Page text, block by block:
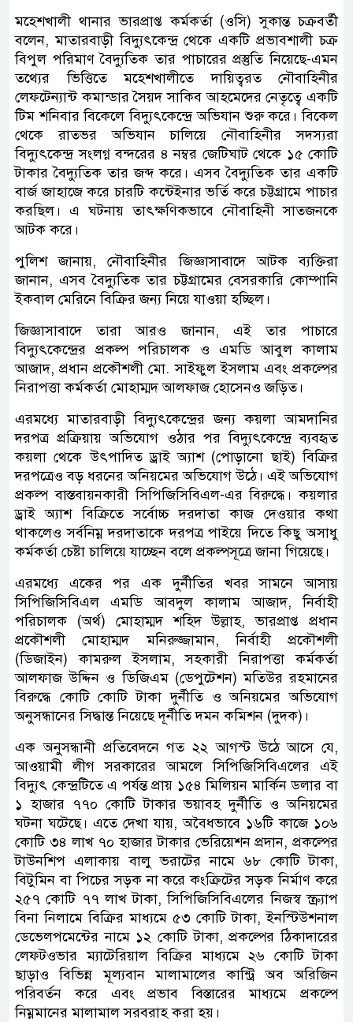
মহেশখালী থানার ভারপ্রাপ্ত কর্মকর্তা (ওসি) সুকান্ত চক্রবর্তী
বলেন, মাতারবাড়ী বিদ্যুৎকেন্দ্র থেকে একটি প্রভাবশালী চক্র
বিপুল পরিমাণ বৈদ্যুতিক তার পাচারের প্রস্তুতি নিয়েছে-এমন
তথ্যের ভিত্তিতে মহেশখালীতে দায়িত্বরত নৌবাহিনীর
লেফটেন্যান্ট কমান্ডার সৈয়দ সাকিব আহমেদের নেতৃত্বে একটি
টিম শনিবার বিকেলে বিদ্যুৎকেন্দ্রে অভিযান শুরু করে। বিকেল
থেকে রাতভর অভিযান চালিয়ে নৌবাহিনীর সদস্যরা
বিদ্যুৎকেন্দ্র সংলগ্ন বন্দরের ৪ নম্বর জেটিঘাট থেকে ১৫ কোটি
টাকার বৈদ্যুতিক তার জব্দ করে। এসব বৈদ্যুতিক তার একটি
বার্জ জাহাজে করে চারটি কন্টেইনার ভর্তি করে চট্টগ্রামে পাচার
করছিল। এ ঘটনায় তাৎক্ষণিকভাবে নৌবাহিনী সাতজনকে
আটক করে।
পুলিশ জানায়, নৌবাহিনীর জিজ্ঞাসাবাদে আটক ব্যক্তিরা
জানান, এসব বৈদ্যুতিক তার চট্টগ্রামের বেসরকারি কোম্পানি
ইকবাল মেরিনে বিক্রির জন্য নিয়ে যাওয়া হচ্ছিল।
জিজ্ঞাসাবাদে তারা আরও জানান, এই তার পাচারে
বিদ্যুৎকেন্দ্রের প্রকল্প পরিচালক ও এমডি আবুল কালাম
আজাদ, প্রধান প্রকৌশলী মো. সাইফুল ইসলাম এবং প্রকল্পের
নিরাপত্তা কর্মকর্তা মোহাম্মদ আলফাজ হোসেনও জড়িত।
এরমধ্যে মাতারবাড়ী বিদ্যুৎকেন্দ্রের জন্য কয়লা আমদানির
দরপত্র প্রক্রিয়ায় অভিযোগ ওঠার পর বিদ্যুৎকেন্দ্রে ব্যবহৃত
কয়লা থেকে উৎপাদিত ড্রাই অ্যাশ (পোড়ানো ছাই) বিক্রির
দরপত্রেও বড় ধরনের অনিয়মের অভিযোগ উঠে। এই অভিযোগ
প্রকল্প বাস্তবায়নকারী সিপিজিসিবিএল-এর বিরুদ্ধে। কয়লার
ড্রাই অ্যাশ বিক্রিতে সর্বোচ্চ দরদাতা কাজ দেওয়ার কথা
থাকলেও সর্বনিম্ন দরদাতাকে দরপত্র পাইয়ে দিতে কিছু অসাধু
কর্মকর্তা চেষ্টা চালিয়ে যাচ্ছেন বলে প্রকল্পসূত্রে জানা গিয়েছে।
এরমধ্যে একের পর এক দুর্নীতির খবর সামনে আসায়
সিপিজিসিবিএল এমডি আবদুল কালাম আজাদ, নির্বাহী
পরিচালক (অর্থ) মোহাম্মদ শহিদ উল্লাহ, ভারপ্রাপ্ত প্রধান
প্রকৌশলী মোহাম্মদ মনিরুজ্জামান, নির্বাহী প্রকৌশলী
(ডিজাইন) কামরুল ইসলাম, সহকারী নিরাপত্তা কর্মকর্তা
আলফাজ উদ্দিন ও ডিজিএম (ডেপুটেশন) মতিউর রহমানের
বিরুদ্ধে কোটি কোটি টাকা দুর্নীতি ও অনিয়মের অভিযোগ
অনুসন্ধানের সিদ্ধান্ত নিয়েছে দূর্নীতি দমন কমিশন (দুদক)।
এক অনুসন্ধানী প্রতিবেদনে গত ২২ আগস্ট উঠে আসে যে,
আওয়ামী লীগ সরকারের আমলে সিপিজিসিবিএলের এই
বিদ্যুৎ কেন্দ্রটিতে এ পর্যন্ত প্রায় ১৫৪ মিলিয়ন মার্কিন ডলার বা
১ হাজার ৭৭০ কোটি টাকার ভয়াবহ দুর্নীতি ও অনিয়মের
ঘটনা ঘটেছে। এতে দেখা যায়, অবৈধভাবে ১৬টি কাজে ১০৬
কোটি ৩৪ লাখ ৭০ হাজার টাকার ভেরিয়েশন প্রদান, প্রকল্পের
টাউনশিপ এলাকায় বালু ভরাটের নামে ৬৮ কোটি টাকা,
বিটুমিন বা পিচের সড়ক না করে কংক্রিটের সড়ক নির্মাণ করে
২৫৭ কোটি ৭৭ লাখ টাকা, সিপিজিসিবিএলের নিজস্ব স্ক্র্যাপ
বিনা নিলামে বিক্রির মাধ্যমে ৫৩ কোটি টাকা, ইনস্টিউশনাল
ডেভেলপমেন্টের নামে ১২ কোটি টাকা, প্রকল্পের ঠিকাদারের
লেফটওভার ম্যাটেরিয়াল বিক্রির মাধ্যমে ২৬ কোটি টাকা
ছাড়াও বিভিন্ন মূল্যবান মালামালের কান্ট্রি অব অরিজিন
পরিবর্তন করে এবং প্রভাব বিস্তারের মাধ্যমে প্রকল্পে
নিম্নমানের মালামাল সরবরাহ করা হয়।